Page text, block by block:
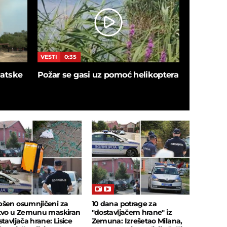
VESTI 0:35
Požar se gasi uz pomoć helikoptera
osumnjičeni za
u Zemunu maskiran
hrane: Lisice
10 dana potrage za
"dostavljačem hrane" iz
Zemuna: Izrešetao Milana,